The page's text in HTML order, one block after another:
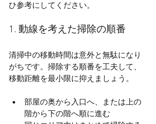
ひ参考にしてください。
1. 動線を考えた掃除の順番
清掃中の移動時間は意外と無駄になり
がちです。掃除する順番を工夫して、
移動距離を最小限に抑えましょう。
部屋の奥から入口へ、または上の
階から下の階へ順に進む